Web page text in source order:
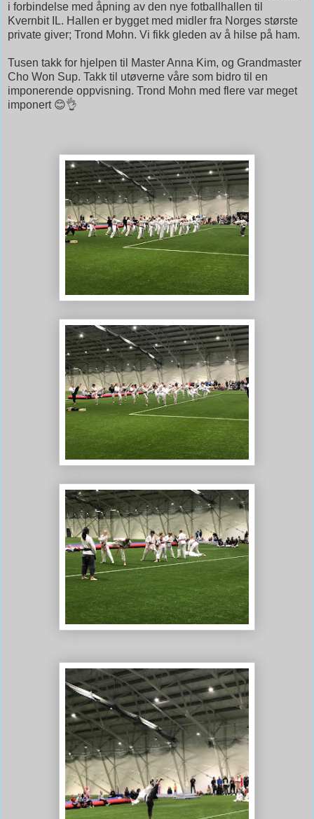
i forbindelse med åpning av den nye fotballhallen til
Kvernbit IL. Hallen er bygget med midler fra Norges største
private giver; Trond Mohn. Vi fikk gleden av å hilse på ham.
Tusen takk for hjelpen til Master Anna Kim, og Grandmaster
Cho Won Sup. Takk til utøverne våre som bidro til en
imponerende oppvisning. Trond Mohn med flere var meget
imponert 😊👌